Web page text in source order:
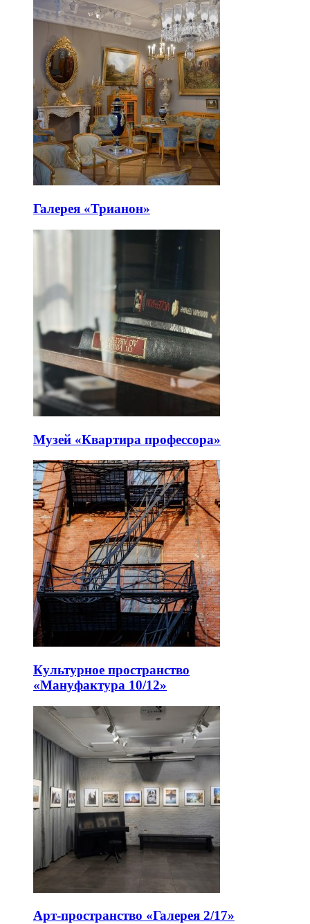
Галерея «Трианон»
Музей «Квартира профессора»
Культурное пространство
«Мануфактура 10/12»
Арт-пространство «Галерея 2/17»